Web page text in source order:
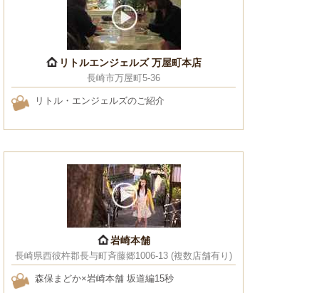
リトルエンジェルズ 万屋町本店
長崎市万屋町5-36
リトル・エンジェルズのご紹介
岩崎本舗
長崎県西彼杵郡長与町斉藤郷1006-13 (複数店舗有り)
森保まどか×岩崎本舗 坂道編15秒